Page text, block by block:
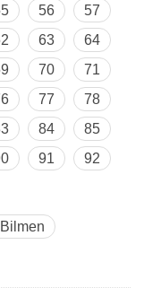
56
57
63
64
70
71
77
78
84
85
91
92